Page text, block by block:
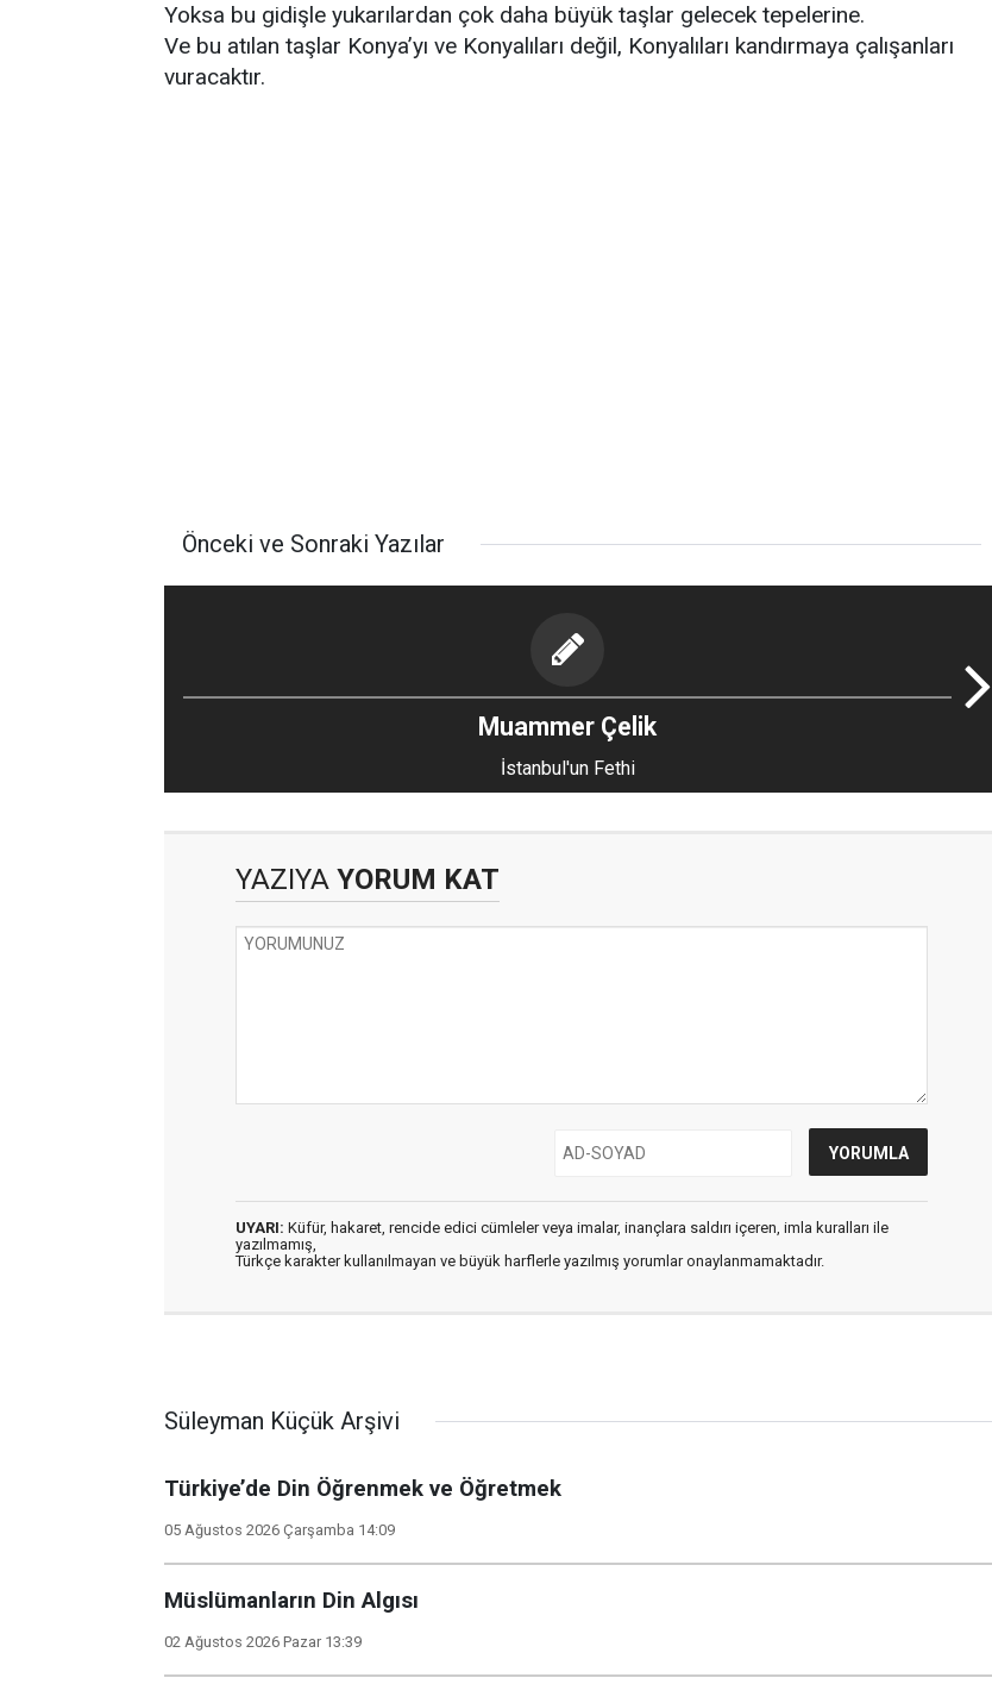
Yoksa bu gidişle yukarılardan çok daha büyük taşlar gelecek tepelerine.
Ve bu atılan taşlar Konya’yı ve Konyalıları değil, Konyalıları kandırmaya çalışanları
vuracaktır.
Önceki ve Sonraki Yazılar
Muammer Çelik
İstanbul'un Fethi
YAZIYA YORUM KAT
UYARI: Küfür, hakaret, rencide edici cümleler veya imalar, inançlara saldırı içeren, imla kuralları ile
yazılmamış,
Türkçe karakter kullanılmayan ve büyük harflerle yazılmış yorumlar onaylanmamaktadır.
Süleyman Küçük Arşivi
Türkiye’de Din Öğrenmek ve Öğretmek
05 Ağustos 2026 Çarşamba 14:09
Müslümanların Din Algısı
02 Ağustos 2026 Pazar 13:39